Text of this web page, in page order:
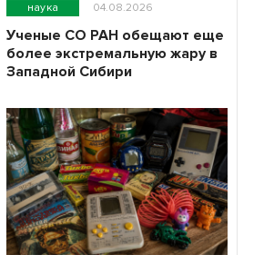
наука 04.08.2026
Ученые СО РАН обещают еще
более экстремальную жару в
Западной Сибири